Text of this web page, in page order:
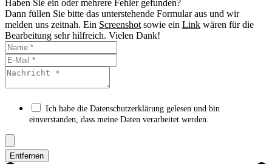
Haben Sie ein oder mehrere Fehler gefunden?
Dann füllen Sie bitte das unterstehende Formular aus und wir
melden uns zeitnah. Ein Screenshot sowie ein Link wären für die
Bearbeitung sehr hilfreich. Vielen Dank!
Ich habe die Datenschutzerklärung gelesen und bin
einverstanden, dass meine Daten verarbeitet werden.
Entfernen